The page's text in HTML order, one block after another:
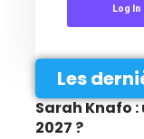
Log In
Les
Sarah Knafo
2027 ?